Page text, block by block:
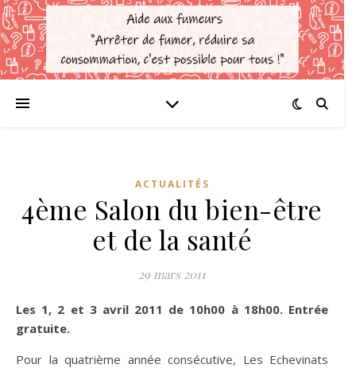
ACTUALITÉS
4ème Salon du bien-être
et de la santé
29 mars 2011
Les 1, 2 et 3 avril 2011 de 10h00 à 18h00. Entrée
gratuite.
Pour la quatrième année consécutive, Les Echevinats